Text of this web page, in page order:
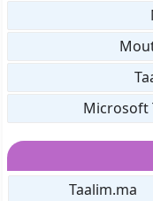
Taalim.ma